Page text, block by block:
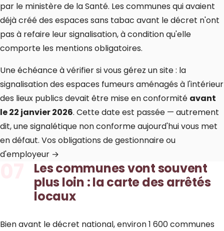
par le ministère de la Santé. Les communes qui avaient
déjà créé des espaces sans tabac avant le décret n'ont
pas à refaire leur signalisation, à condition qu'elle
comporte les mentions obligatoires.
Une échéance à vérifier si vous gérez un site : la
signalisation des espaces fumeurs aménagés à l'intérieur
des lieux publics devait être mise en conformité avant
le 22 janvier 2026. Cette date est passée — autrement
dit, une signalétique non conforme aujourd'hui vous met
en défaut. Vos obligations de gestionnaire ou
d'employeur →
Les communes vont souvent
plus loin : la carte des arrêtés
locaux
Bien avant le décret national, environ 1 600 communes